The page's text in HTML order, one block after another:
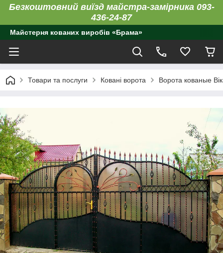
Безкоштовний виїзд майстра-замірника 093-
436-24-87
Майстерня кованих виробів «Брама»
Товари та послуги Ковані ворота Ворота кованые